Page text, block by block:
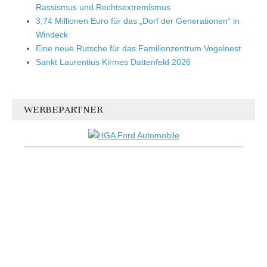
Rassismus und Rechtsextremismus
3,74 Millionen Euro für das „Dorf der Generationen“ in
Windeck
Eine neue Rutsche für das Familienzentrum Vogelnest
Sankt Laurentius Kirmes Dattenfeld 2026
WERBEPARTNER